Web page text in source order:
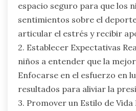
espacio seguro para que los
sentimientos sobre el
articular el estrés y recibir
2. Establecer Expectativas
niños a entender que la
Enfocarse en el esfuerzo en
resultados para aliviar la
3. Promover un Estilo de Vida